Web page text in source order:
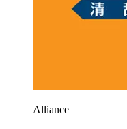
Alliance